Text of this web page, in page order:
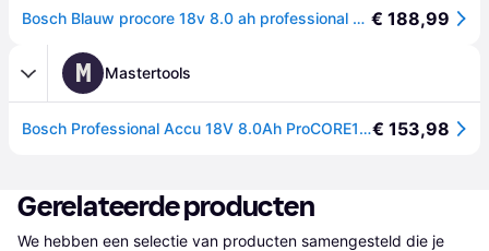
Bosch Blauw procore 18v 8.0 ah professional accu 8.0ah performance - 1600a016gk € 188,99
M Mastertools
Bosch Professional Accu 18V 8.0Ah ProCORE18V AMPShare - 1600A016GK€ 153,98
Gerelateerde producten
We hebben een selectie van producten samengesteld die je